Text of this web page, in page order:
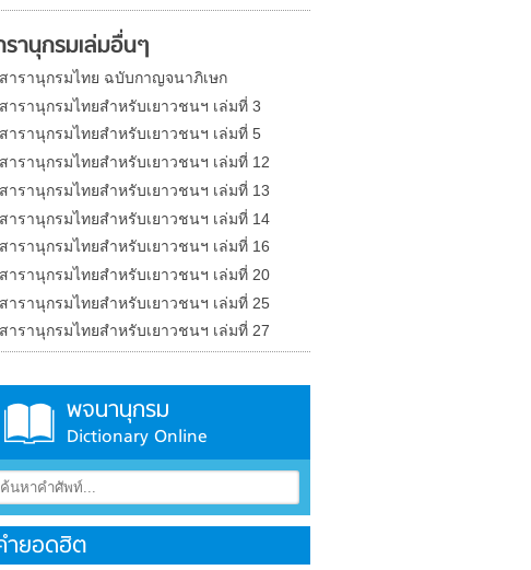
านุกรมเล่มอื่นๆ
สารานุกรมไทย ฉบับกาญจนาภิเษก
สารานุกรมไทยสำหรับเยาวชนฯ เล่มที่ 3
สารานุกรมไทยสำหรับเยาวชนฯ เล่มที่ 5
สารานุกรมไทยสำหรับเยาวชนฯ เล่มที่ 12
สารานุกรมไทยสำหรับเยาวชนฯ เล่มที่ 13
สารานุกรมไทยสำหรับเยาวชนฯ เล่มที่ 14
สารานุกรมไทยสำหรับเยาวชนฯ เล่มที่ 16
สารานุกรมไทยสำหรับเยาวชนฯ เล่มที่ 20
สารานุกรมไทยสำหรับเยาวชนฯ เล่มที่ 25
สารานุกรมไทยสำหรับเยาวชนฯ เล่มที่ 27
พจนานุกรม
Dictionary Online
ำยอดฮิต